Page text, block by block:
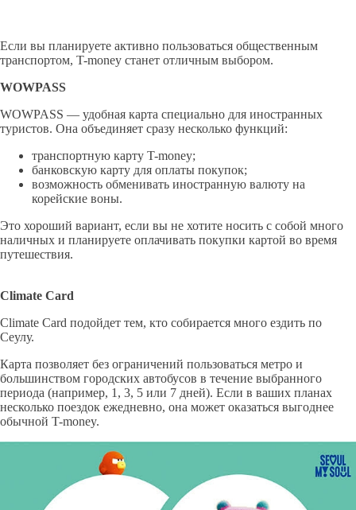
Если вы планируете активно пользоваться общественным
транспортом, T-money станет отличным выбором.
WOWPASS
WOWPASS — удобная карта специально для иностранных
туристов. Она объединяет сразу несколько функций:
транспортную карту T-money;
банковскую карту для оплаты покупок;
возможность обменивать иностранную валюту на
корейские воны.
Это хороший вариант, если вы не хотите носить с собой много
наличных и планируете оплачивать покупки картой во время
путешествия.
Climate Card
Climate Card подойдет тем, кто собирается много ездить по
Сеулу.
Карта позволяет без ограничений пользоваться метро и
большинством городских автобусов в течение выбранного
периода (например, 1, 3, 5 или 7 дней). Если в ваших планах
несколько поездок ежедневно, она может оказаться выгоднее
обычной T-money.